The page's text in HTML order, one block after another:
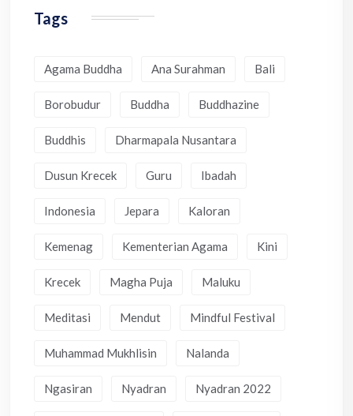
Tags
Agama Buddha Ana Surahman Bali
Borobudur Buddha Buddhazine
Buddhis Dharmapala Nusantara
Dusun Krecek Guru Ibadah
Indonesia Jepara Kaloran
Kemenag Kementerian Agama Kini
Krecek Magha Puja Maluku
Meditasi Mendut Mindful Festival
Muhammad Mukhlisin Nalanda
Ngasiran Nyadran Nyadran 2022